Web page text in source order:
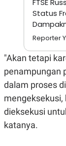
T
R
I
A
N
L
S
Status
Reporter
"Akan tetapi
penampungan
dalam proses
mengeksekusi,
dieksekusi
katanya.